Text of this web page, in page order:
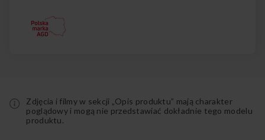
Zdjęcia i filmy w sekcji „Opis produktu” mają charakter
poglądowy i mogą nie przedstawiać dokładnie tego modelu
produktu.